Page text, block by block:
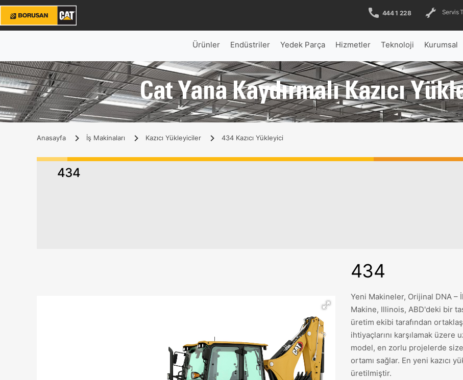
444 1 228 Servis
Ürünler Endüstriler Yedek Parça Hizmetler Teknoloji Kurumsal
Cat Yana Kaydırmalı Kazıcı
Anasayfa İş Makinaları Kazıcı Yükleyiciler 434 Kazıcı Yükleyici
434
434
Yeni Makineler, Orijinal DNA –
Makine, Illinois, ABD'deki bir
üretim ekibi tarafından
ihtiyaçlarını karşılamak üzere
model, en zorlu projelerde
ortamı sağlar. En yeni kazıcı
üretilmiştir.